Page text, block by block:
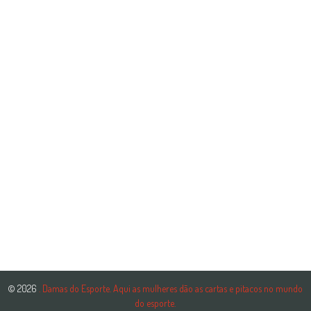
© 2026 . Damas do Esporte. Aqui as mulheres dão as cartas e pitacos no mundo
do esporte.